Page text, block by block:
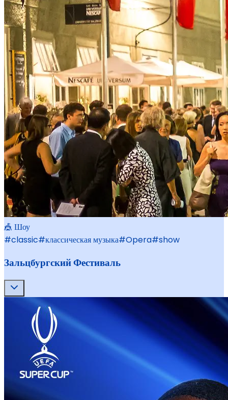
🎪 Шоу
#classic#классическая музыка#Opera#show
Зальцбургский Фестиваль